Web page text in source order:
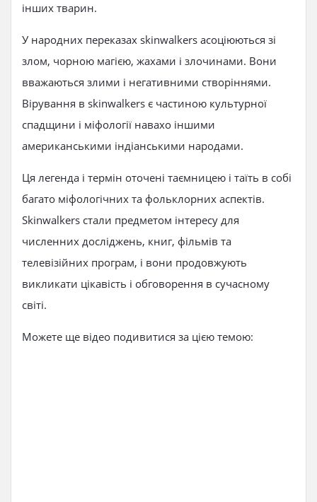
інших тварин.
У народних переказах skinwalkers асоціюються зі
злом, чорною магією, жахами і злочинами. Вони
вважаються злими і негативними створіннями.
Вірування в skinwalkers є частиною культурної
спадщини і міфології навахо іншими
американськими індіанськими народами.
Ця легенда і термін оточені таємницею і таїть в собі
багато міфологічних та фольклорних аспектів.
Skinwalkers стали предметом інтересу для
численних досліджень, книг, фільмів та
телевізійних програм, і вони продовжують
викликати цікавість і обговорення в сучасному
світі.
Можете ще відео подивитися за цією темою: